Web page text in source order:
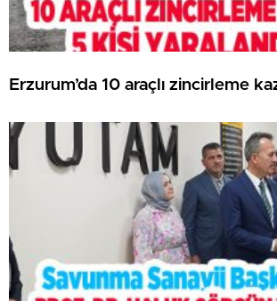
Erzurum’da 10 araçlı zincirleme